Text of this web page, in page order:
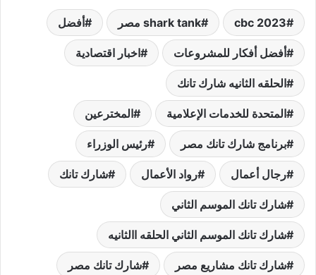
cbc 2023 shark tank مصر أفضل
أفضل أفكار للمشروعات اخبار اقتصادية
الحلقه الثانيه شارك تانك
المتحدة للخدمات الإعلامية المخترعين
برنامج شارك تانك مصر رئيس الوزراء
رجال أعمال رواد الأعمال شارك تانك
شارك تانك الموسم الثاني
شارك تانك الموسم الثاني الحلقه االثانيه
شارك تانك مشاريع مصر شارك تانك مصر